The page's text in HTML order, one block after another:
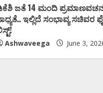
ಜತೆ 14 ಮಂದಿ
ಇಲ್ಲಿದೆ ಸಂಭಾವ್ಯ ಸಚಿವರ
Ashwaveega June 3,